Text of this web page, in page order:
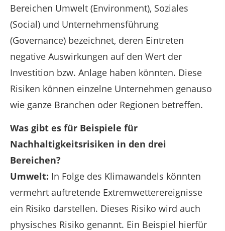
Bereichen Umwelt (Environment), Soziales
(Social) und Unternehmensführung
(Governance) bezeichnet, deren Eintreten
negative Auswirkungen auf den Wert der
Investition bzw. Anlage haben könnten. Diese
Risiken können einzelne Unternehmen genauso
wie ganze Branchen oder Regionen betreffen.
Was gibt es für Beispiele für
Nachhaltigkeitsrisiken in den drei
Bereichen?
Umwelt: In Folge des Klimawandels könnten
vermehrt auftretende Extremwetterereignisse
ein Risiko darstellen. Dieses Risiko wird auch
physisches Risiko genannt. Ein Beispiel hierfür